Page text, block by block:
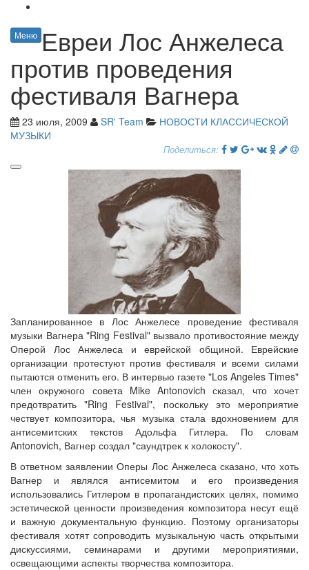
Меню Евреи Лос Анжелеса
против проведения
фестиваля Вагнера
23 июля, 2009 SR' Team
НОВОСТИ КЛАССИЧЕСКОЙ
МУЗЫКИ
Поделиться:
Запланированное в Лос Анжелесе проведение фестиваля
музыки Вагнера "Ring Festival" вызвало противостояние между
Оперой Лос Анжелеса и еврейской общиной. Еврейские
организации протестуют против фестиваля и всеми силами
пытаются отменить его. В интервью газете "Los Angeles Times"
член окружного совета Mike Antonovich сказал, что хочет
предотвратить "Ring Festival", поскольку это мероприятие
чествует композитора, чья музыка стала вдохновением для
антисемитских текстов Адольфа Гитлера. По словам
Antonovich, Вагнер создал "саундтрек к холокосту".
В ответном заявлении Оперы Лос Анжелеса сказано, что хоть
Вагнер и являлся антисемитом и его произведения
использовались Гитлером в пропагандистских целях, помимо
эстетической ценности произведения композитора несут ещё
и важную документальную функцию. Поэтому организаторы
фестиваля хотят сопроводить музыкальную часть открытыми
дискуссиями, семинарами и другими мероприятиями,
освещающими аспекты творчества композитора.